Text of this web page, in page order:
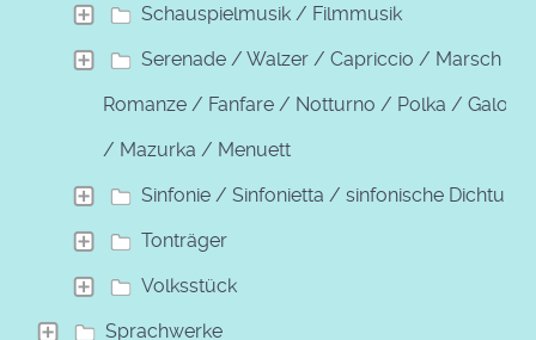
Schauspielmusik / Filmmusik
Serenade / Walzer / Capriccio / Marsch /
Romanze / Fanfare / Notturno / Polka / Galopp
/ Mazurka / Menuett
Sinfonie / Sinfonietta / sinfonische Dichtung
Tonträger
Volksstück
Sprachwerke